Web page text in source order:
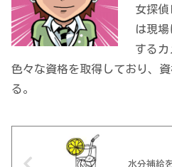
女探偵
は現
するカ
色々な資格を取得しており、
る。
水分補給